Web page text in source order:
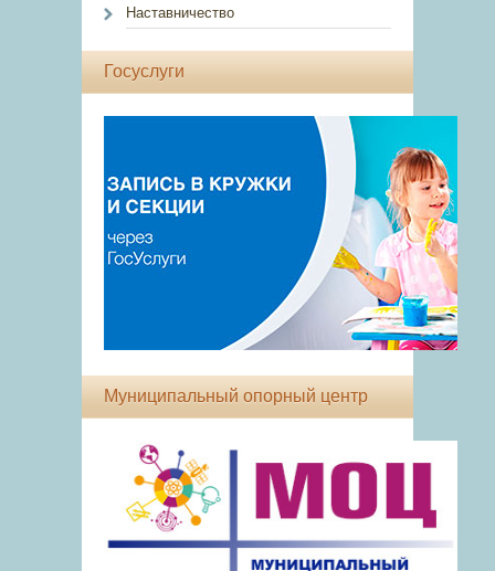
Наставничество
Госуслуги
Муниципальный опорный центр